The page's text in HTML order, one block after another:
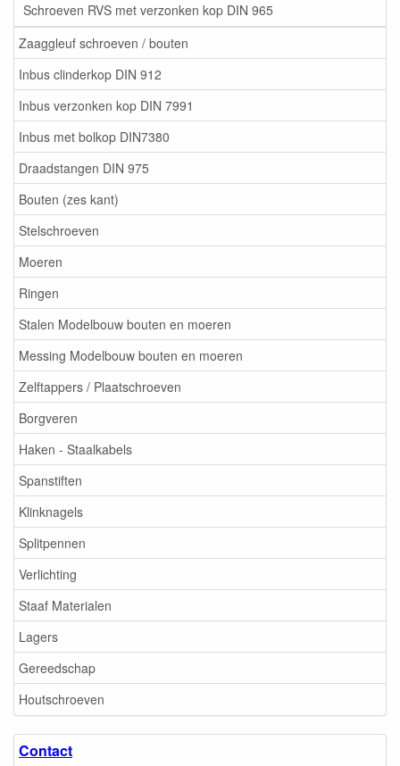
Schroeven RVS met verzonken kop DIN 965
Zaaggleuf schroeven / bouten
Inbus clinderkop DIN 912
Inbus verzonken kop DIN 7991
Inbus met bolkop DIN7380
Draadstangen DIN 975
Bouten (zes kant)
Stelschroeven
Moeren
Ringen
Stalen Modelbouw bouten en moeren
Messing Modelbouw bouten en moeren
Zelftappers / Plaatschroeven
Borgveren
Haken - Staalkabels
Spanstiften
Klinknagels
Splitpennen
Verlichting
Staaf Materialen
Lagers
Gereedschap
Houtschroeven
Contact